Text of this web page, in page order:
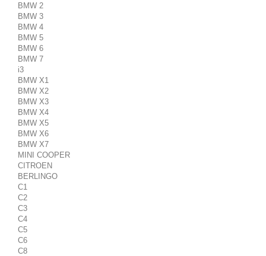
BMW 2
BMW 3
BMW 4
BMW 5
BMW 6
BMW 7
i3
BMW X1
BMW X2
BMW X3
BMW X4
BMW X5
BMW X6
BMW X7
MINI COOPER
CITROEN
BERLINGO
C1
C2
C3
C4
C5
C6
C8